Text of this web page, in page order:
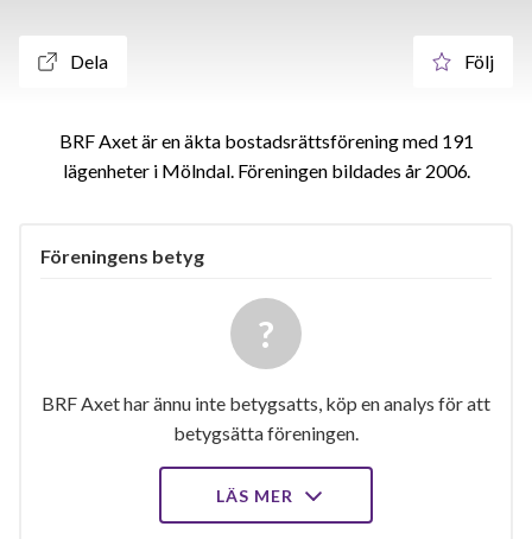
Dela Följ
BRF Axet är en äkta bostadsrättsförening med 191
lägenheter i Mölndal. Föreningen bildades år 2006
Föreningens betyg
BRF Axet har ännu inte betygsatts, köp en analys för att
betygsätta föreningen.
LÄS MER